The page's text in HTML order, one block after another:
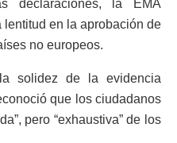
declaraciones, la EMA
en la aprobación de
no europeos.
solidez de la evidencia
que los ciudadanos
pero “exhaustiva” de los